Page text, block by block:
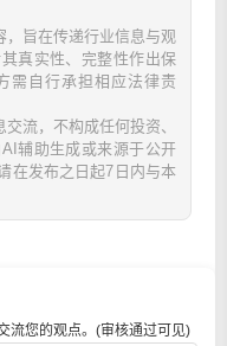
，旨在传递行业信息与观
真实性、完整性作出保
需自行承担相应法律责
流，不构成任何投资、
辅助生成或来源于公开
在发布之日起7日内与本
流您的观点。(审核通过可见)